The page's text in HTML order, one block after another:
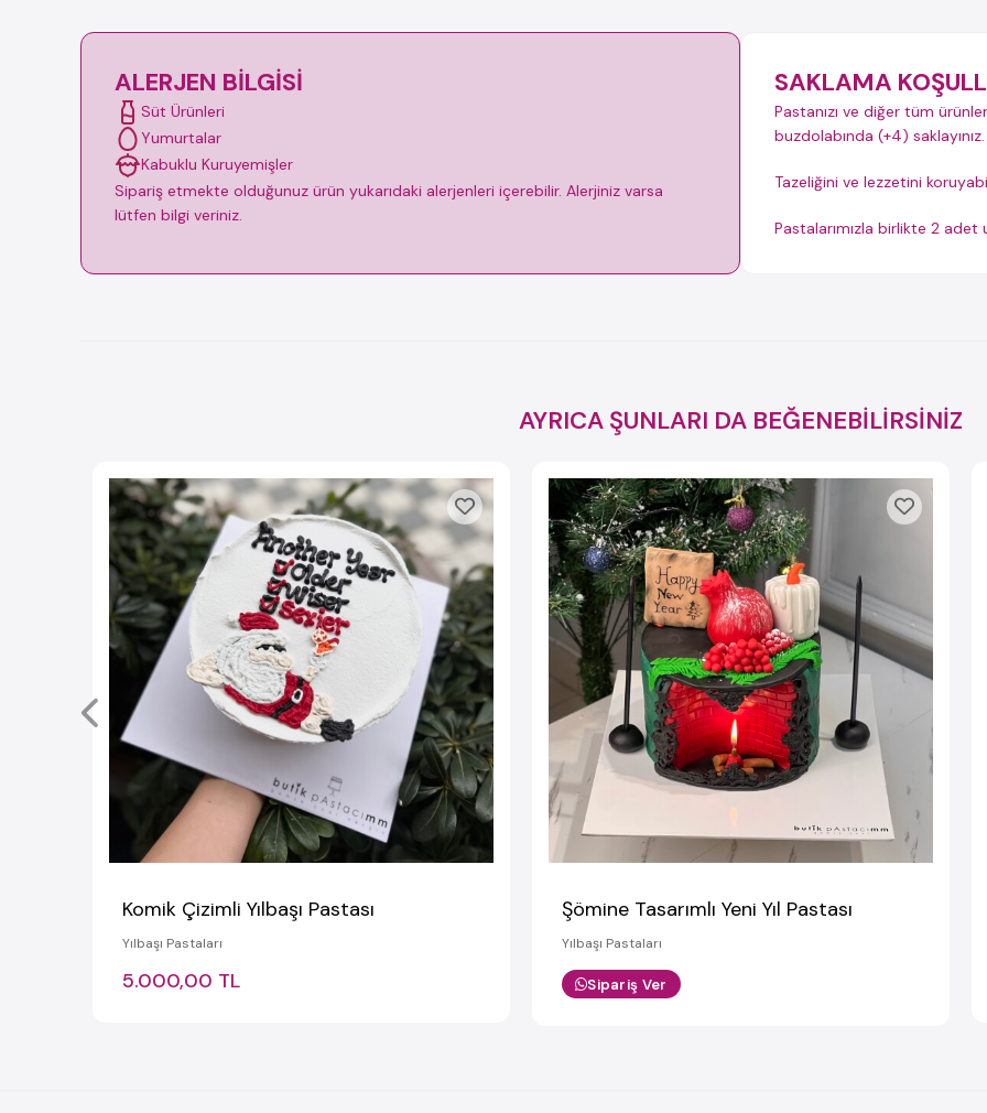
ALERJEN BILGISI
Süt Ürünleri
Yumurtalar
Kabuklu Kuruyemişler
Sipariş etmekte olduğunuz ürün yukarıdaki alerjenleri içerebilir. Alerjiniz varsa
lütfen bilgi veriniz.
SAKLAMA
Pastanızı ve diğer tüm
buzdolabında (+4) saklayınız.
Tazeliğini ve lezzetini
Pastalarımızla birlikte 2
AYRICA ŞUNLARI DA BEĞENEBİLİRSİNİZ
Komik Çizimli Yılbaşı Pastası
Yılbaşı Pastaları
5.000,00 TL
Şömine Tasarımlı Yeni Yıl Pastası
Yılbaşı Pastaları
Sipariş Ver